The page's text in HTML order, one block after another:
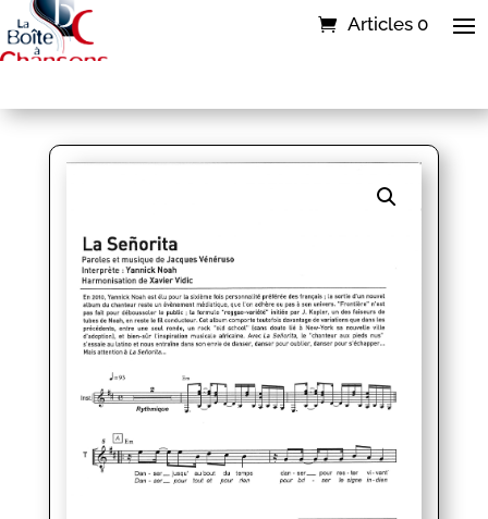
Articles 0